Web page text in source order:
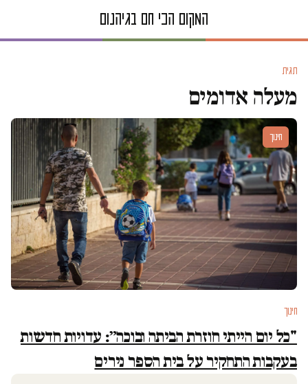
תגית
מעלה אדומים
חינוך
חינוך
"כל יום הייתי חוזרת הביתה ובוכה״: עדויות חדשות
בעקבות התחקיר על בית הספר נירים